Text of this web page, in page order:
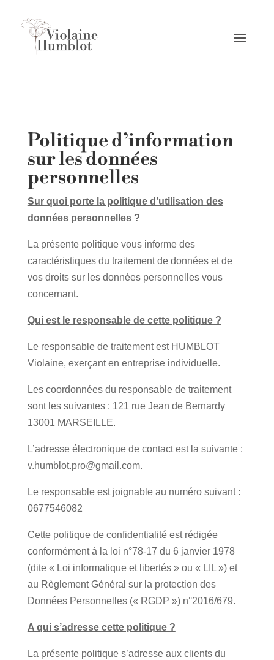
Politique d’information
sur les données
personnelles
Sur quoi porte la politique d’utilisation des
données personnelles ?
La présente politique vous informe des
caractéristiques du traitement de données et de
vos droits sur les données personnelles vous
concernant.
Qui est le responsable de cette politique ?
Le responsable de traitement est HUMBLOT
Violaine, exerçant en entreprise individuelle.
Les coordonnées du responsable de traitement
sont les suivantes : 121 rue Jean de Bernardy
13001 MARSEILLE.
L’adresse électronique de contact est la suivante :
v.humblot.pro@gmail.com.
Le responsable est joignable au numéro suivant :
0677546082
Cette politique de confidentialité est rédigée
conformément à la loi n°78-17 du 6 janvier 1978
(dite « Loi informatique et libertés » ou « LIL ») et
au Règlement Général sur la protection des
Données Personnelles (« RGDP ») n°2016/679.
A qui s’adresse cette politique ?
La présente politique s’adresse aux clients du